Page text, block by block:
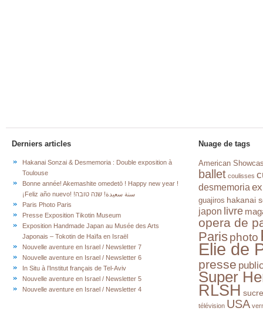
Derniers articles
Hakanai Sonzai & Desmemoria : Double exposition à
Toulouse
Bonne année! Akemashite omedetō ! Happy new year !
¡Feliz año nuevo! !سنة سعيدة! שנה טובה
Paris Photo Paris
Presse Exposition Tikotin Museum
Exposition Handmade Japan au Musée des Arts
Japonais – Tokotin de Haïfa en Israël
Nouvelle aventure en Israel / Newsletter 7
Nouvelle aventure en Israel / Newsletter 6
In Situ à l’Institut français de Tel-Aviv
Nouvelle aventure en Israel / Newsletter 5
Nouvelle aventure en Israel / Newsletter 4
Nuage de tags
American
ballet coulisses
desmemoria
guajiros hakanai
japon livre
opera de
Paris photo
Elie de
presse
Super
RLSH sucre
télévision USA